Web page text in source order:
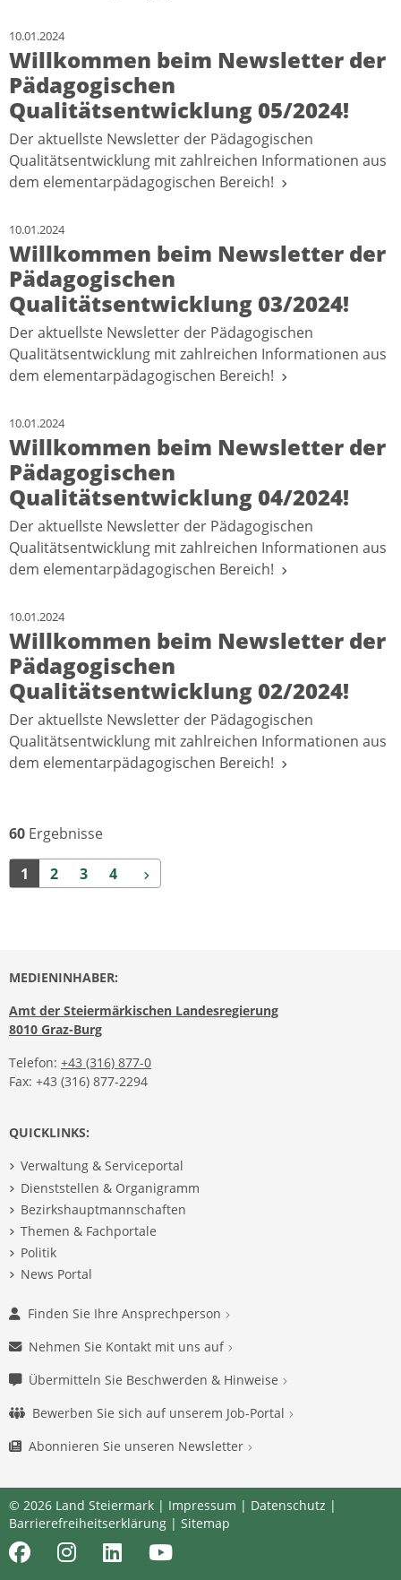
10.01.2024
Willkommen beim Newsletter der
Pädagogischen
Qualitätsentwicklung 05/2024!
Der aktuellste Newsletter der Pädagogischen
Qualitätsentwicklung mit zahlreichen Informationen aus
dem elementarpädagogischen Bereich!
10.01.2024
Willkommen beim Newsletter der
Pädagogischen
Qualitätsentwicklung 03/2024!
Der aktuellste Newsletter der Pädagogischen
Qualitätsentwicklung mit zahlreichen Informationen aus
dem elementarpädagogischen Bereich!
10.01.2024
Willkommen beim Newsletter der
Pädagogischen
Qualitätsentwicklung 04/2024!
Der aktuellste Newsletter der Pädagogischen
Qualitätsentwicklung mit zahlreichen Informationen aus
dem elementarpädagogischen Bereich!
10.01.2024
Willkommen beim Newsletter der
Pädagogischen
Qualitätsentwicklung 02/2024!
Der aktuellste Newsletter der Pädagogischen
Qualitätsentwicklung mit zahlreichen Informationen aus
dem elementarpädagogischen Bereich!
60 Ergebnisse
1 2 3 4 Weiter
MEDIENINHABER:
Amt der Steiermärkischen Landesregierung
8010 Graz-Burg
Telefon: +43 (316) 877-0
Fax: +43 (316) 877-2294
QUICKLINKS:
Verwaltung & Serviceportal
Dienststellen & Organigramm
Bezirkshauptmannschaften
Themen & Fachportale
Politik
News Portal
Finden Sie Ihre Ansprechperson
Nehmen Sie Kontakt mit uns auf
Übermitteln Sie Beschwerden & Hinweise
Bewerben Sie sich auf unserem Job-Portal
Abonnieren Sie unseren Newsletter
© 2026 Land Steiermark | Impressum | Datenschutz |
Barrierefreiheitserklärung | Sitemap
FacebookInstagramLinkedInYoutube